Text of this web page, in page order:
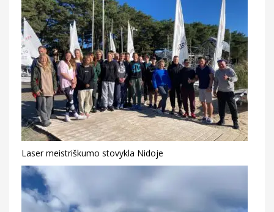
Laser meistriškumo stovykla Nidoje